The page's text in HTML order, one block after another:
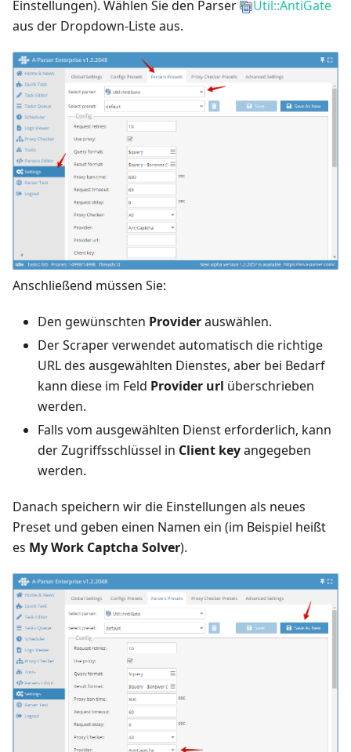
Einstellungen). Wählen Sie den Parser
Util::AntiGate
aus der Dropdown-Liste aus.
Anschließend müssen Sie:
Den gewünschten Providerauswählen.
Der Scraper verwendet automatisch die richtige
URL des ausgewählten Dienstes, aber bei Bedarf
kann diese im Feld Provider url überschrieben
werden.
Falls vom ausgewählten Dienst erforderlich, kann
der Zugriffsschlüssel in Client keyangegeben
werden.
Danach speichern wir die Einstellungen als neues
Preset und geben einen Namen ein (im Beispiel heißt
es My Work Captcha Solver).